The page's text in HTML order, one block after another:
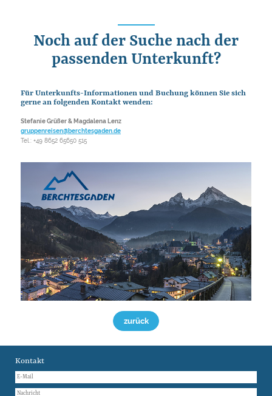
Noch auf der Suche nach der
passenden Unterkunft?
Für Unterkunfts-Informationen und Buchung können Sie sich
gerne an folgenden Kontakt wenden:
Stefanie Grüßer & Magdalena Lenz
gruppenreisen@berchtesgaden.de
Tel.: +49 8652 65650 515
zurück
Kontakt